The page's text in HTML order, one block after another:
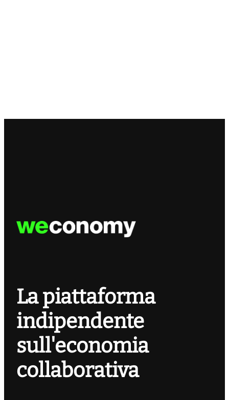
La piattaforma
indipendente
sull'economia
collaborativa